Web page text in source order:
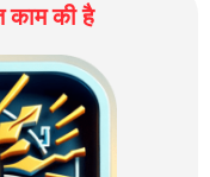
की है